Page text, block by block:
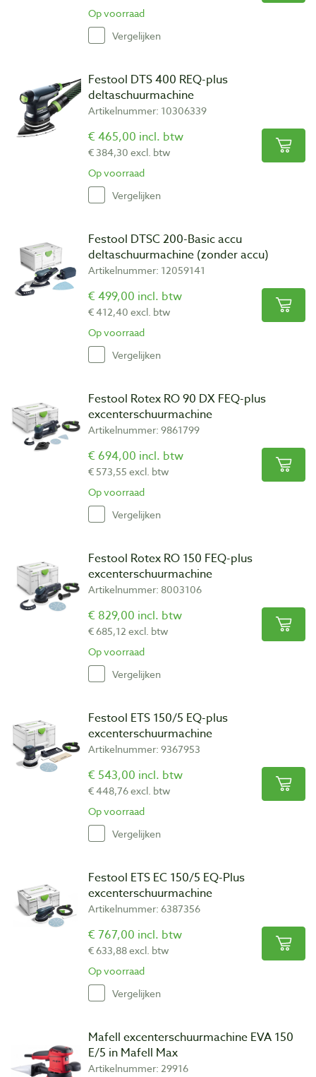
Op voorraad
Vergelijken
Festool DTS 400 REQ-plus
deltaschuurmachine
Artikelnummer: 10306339
€ 465,00 incl. btw
€ 384,30 excl. btw
Op voorraad
Vergelijken
Festool DTSC 200-Basic accu
deltaschuurmachine (zonder accu)
Artikelnummer: 12059141
€ 499,00 incl. btw
€ 412,40 excl. btw
Op voorraad
Vergelijken
Festool Rotex RO 90 DX FEQ-plus
excenterschuurmachine
Artikelnummer: 9861799
€ 694,00 incl. btw
€ 573,55 excl. btw
Op voorraad
Vergelijken
Festool Rotex RO 150 FEQ-plus
excenterschuurmachine
Artikelnummer: 8003106
€ 829,00 incl. btw
€ 685,12 excl. btw
Op voorraad
Vergelijken
Festool ETS 150/5 EQ-plus
excenterschuurmachine
Artikelnummer: 9367953
€ 543,00 incl. btw
€ 448,76 excl. btw
Op voorraad
Vergelijken
Festool ETS EC 150/5 EQ-Plus
excenterschuurmachine
Artikelnummer: 6387356
€ 767,00 incl. btw
€ 633,88 excl. btw
Op voorraad
Vergelijken
Mafell excenterschuurmachine EVA 150
E/5 in Mafell Max
Artikelnummer: 29916